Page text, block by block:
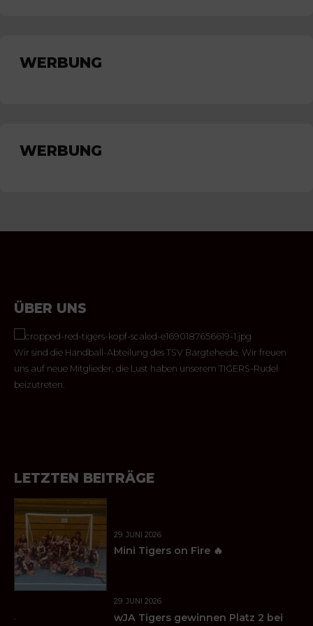
WERBUNG
WERBUNG
ÜBER UNS
Wir sind die Handball-Abteilung des TSV Bargteheide. Wir freuen
uns auf neue Mitglieder, die Lust haben unserem TIGERS-Rudel
beizutreten.
LETZTEN BEITRÄGE
29. JUNI 2026
Mini Tigers on Fire 🔥
29. JUNI 2026
wJA Tigers gewinnen Platz 2 bei